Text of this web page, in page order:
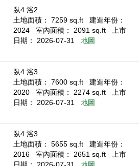
臥4 浴2
土地面積： 7259 sq.ft
建造年份：
2024
室內面積： 2091 sq.ft
上市
日期： 2026-07-31
地圖
臥4 浴3
土地面積： 7600 sq.ft
建造年份：
2020
室內面積： 2274 sq.ft
上市
日期： 2026-07-31
地圖
臥4 浴3
土地面積： 5655 sq.ft
建造年份：
2016
室內面積： 2651 sq.ft
上市